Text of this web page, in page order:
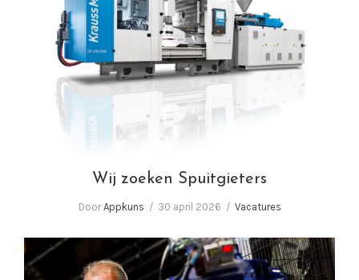
Wij zoeken Spuitgieters
Wij zoeken Spuitgieters
DoorAppkuns 30 april 2026 Vacatures